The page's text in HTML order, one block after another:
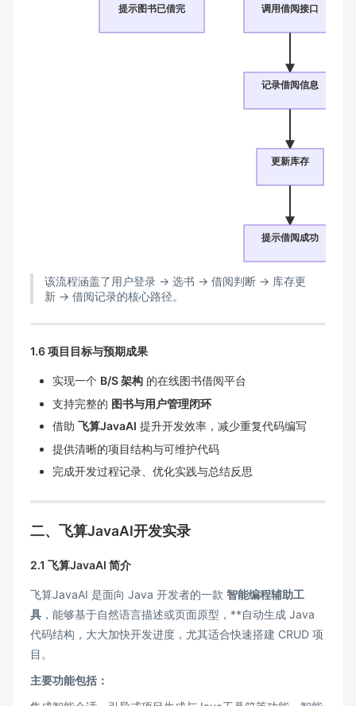
提示图书已借完 调用借阅接口
记录借阅信息
更新库存
提示借阅成功
该流程涵盖了用户登录 → 选书 → 借阅判断 → 库存更
新 → 借阅记录的核心路径。
1.6 项目目标与预期成果
实现一个 B/S 架构 的在线图书借阅平台
支持完整的 图书与用户管理闭环
借助 飞算JavaAI 提升开发效率，减少重复代码编写
提供清晰的项目结构与可维护代码
完成开发过程记录、优化实践与总结反思
二、飞算JavaAI开发实录
2.1 飞算JavaAI 简介
飞算JavaAI 是面向 Java 开发者的一款 智能编程辅助工
具 ，能够基于自然语言描述或页面原型，**自动生成 Java
代码结构，大大加快开发进度，尤其适合快速搭建 CRUD 项
目。
主要功能包括：